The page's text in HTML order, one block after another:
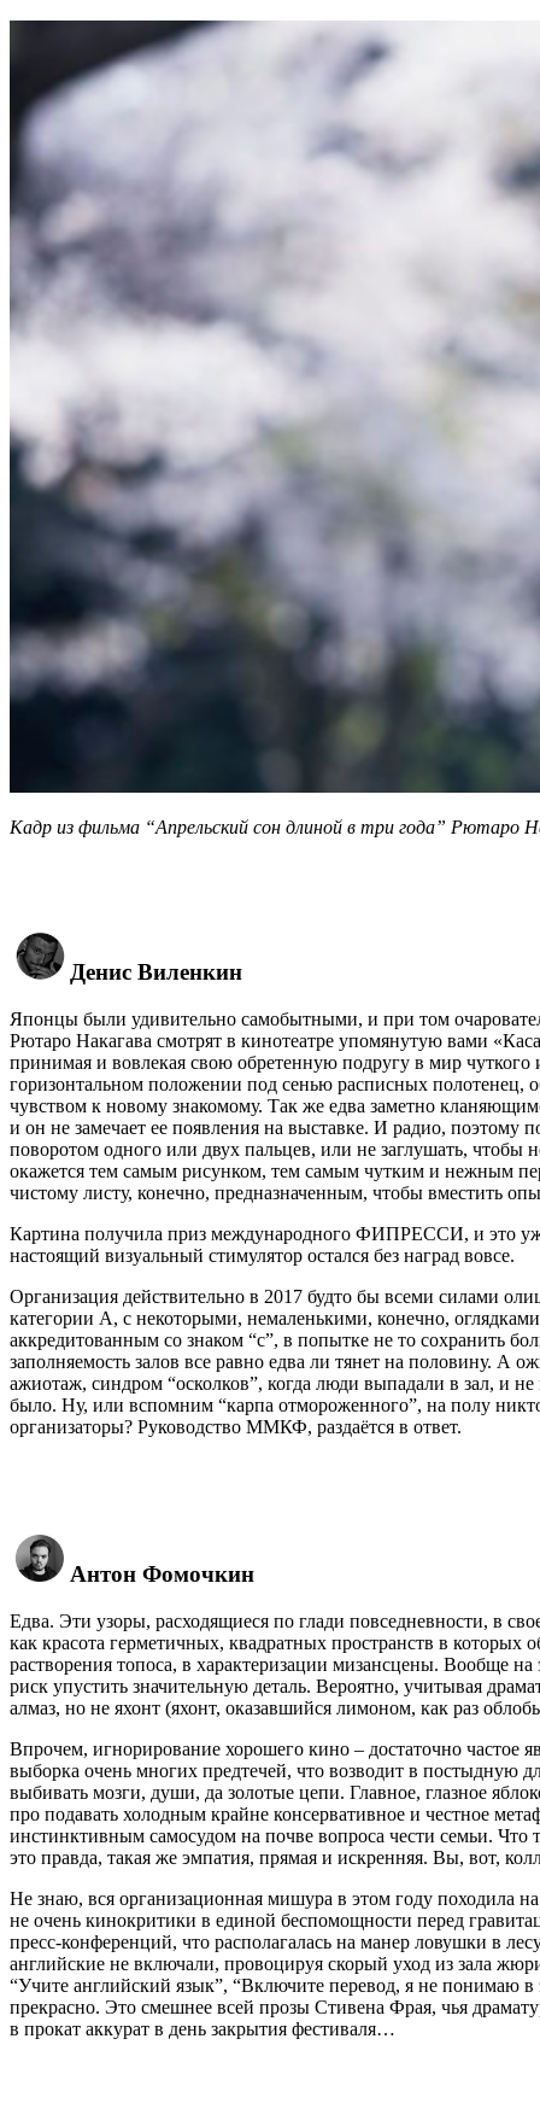
Кадр из фильма “Апрельский сон длиной в три года” Рютаро
Денис Виленкин
Японцы были удивительно самобытными, и при том
Рютаро Накагава смотрят в кинотеатре упомянутую вами
принимая и вовлекая свою обретенную подругу в мир чуткого
горизонтальном положении под сенью расписных
чувством к новому знакомому. Так же едва заметно
и он не замечает ее появления на выставке. И радио,
поворотом одного или двух пальцев, или не заглушать,
окажется тем самым рисунком, тем самым чутким и нежным
чистому листу, конечно, предназначенным, чтобы вместить
Картина получила приз международного ФИПРЕССИ, и это
настоящий визуальный стимулятор остался без наград вовсе.
Организация действительно в 2017 будто бы всеми силами
категории А, с некоторыми, немаленькими, конечно,
аккредитованным со знаком “с”, в попытке не то сохранить
заполняемость залов все равно едва ли тянет на половину. А
ажиотаж, синдром “осколков”, когда люди выпадали в зал, и
было. Ну, или вспомним “карпа отмороженного”, на полу
организаторы? Руководство ММКФ, раздаётся в ответ.
Антон Фомочкин
Едва. Эти узоры, расходящиеся по глади повседневности, в
как красота герметичных, квадратных пространств в
растворения топоса, в характеризации мизансцены. Вообще
риск упустить значительную деталь. Вероятно, учитывая
алмаз, но не яхонт (яхонт, оказавшийся лимоном, как раз
Впрочем, игнорирование хорошего кино – достаточно частое
выборка очень многих предтечей, что возводит в постыдную
выбивать мозги, души, да золотые цепи. Главное, глазное
про подавать холодным крайне консервативное и честное
инстинктивным самосудом на почве вопроса чести семьи.
это правда, такая же эмпатия, прямая и искренняя. Вы, вот,
Не знаю, вся организационная мишура в этом году походила
не очень кинокритики в единой беспомощности перед
пресс-конференций, что располагалась на манер ловушки в
английские не включали, провоцируя скорый уход из зала
“Учите английский язык”, “Включите перевод, я не понимаю
прекрасно. Это смешнее всей прозы Стивена Фрая, чья
в прокат аккурат в день закрытия фестиваля…